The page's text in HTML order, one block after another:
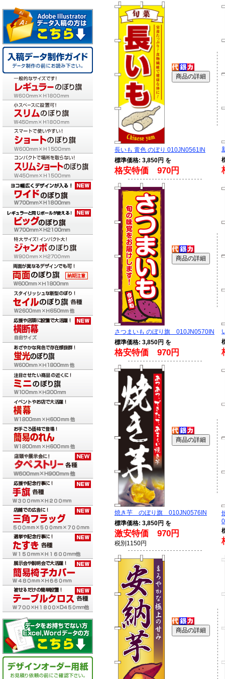
長いも 黄色 のぼり 010JN0561IN
標準価格: 3,850円 を
格安特価 970円
さつまいも のぼり旗 010JN0570IN
標準価格: 3,850円 を
格安特価 970円
焼き芋 のぼり旗 010JN0576IN
標準価格: 3,850円 を
激安特価 970円
税別1150円